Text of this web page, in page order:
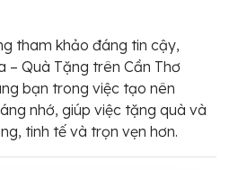
tham khảo đáng tin cậy,
– Quà Tặng trên Cần Thơ
bạn trong việc tạo nên
nhớ, giúp việc tặng quà và
tinh tế và trọn vẹn hơn.